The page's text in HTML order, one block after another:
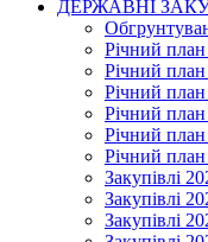
ДЕРЖАВНІ
Річний
Річний
Річний план
Річний
Річний
Річний
Закупівлі
Закупівлі
Закупівлі